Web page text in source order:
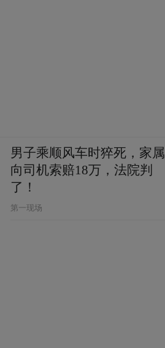
男子乘顺风车时猝死，家属
向司机索赔18万，法院判
了！
第一现场